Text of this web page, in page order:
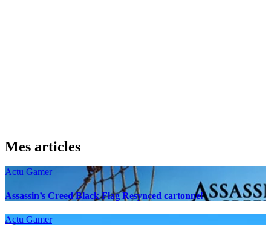
Mes articles
Actu Gamer
Assassin’s Creed Black Flag Resynced cartonne!
Actu Gamer